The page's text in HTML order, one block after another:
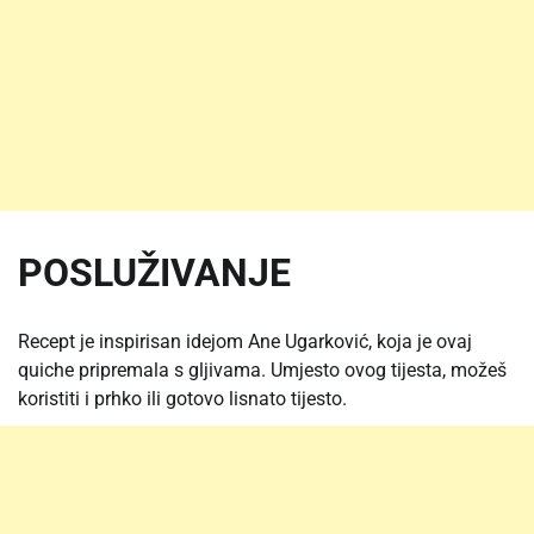
POSLUŽIVANJE
Recept je inspirisan idejom Ane Ugarković, koja je ovaj
quiche pripremala s gljivama. Umjesto ovog tijesta, možeš
koristiti i prhko ili gotovo lisnato tijesto.